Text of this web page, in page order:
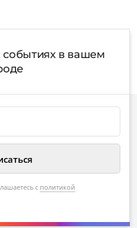
событиях в вашем
с политикой